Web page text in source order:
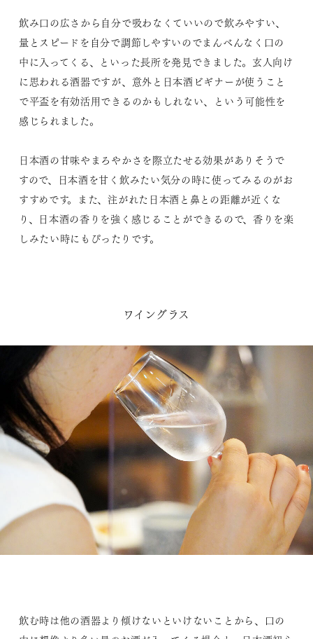
飲み口の広さから自分で吸わなくていいので飲みやすい、
量とスピードを自分で調節しやすいのでまんべんなく口の
中に入ってくる、といった長所を発見できました。玄人向け
に思われる酒器ですが、意外と日本酒ビギナーが使うこと
で平盃を有効活用できるのかもしれない、という可能性を
感じられました。
日本酒の甘味やまろやかさを際立たせる効果がありそうで
すので、日本酒を甘く飲みたい気分の時に使ってみるのがお
すすめです。また、注がれた日本酒と鼻との距離が近くな
り、日本酒の香りを強く感じることができるので、香りを楽
しみたい時にもぴったりです。
ワイングラス
飲む時は他の酒器より傾けないといけないことから、口の